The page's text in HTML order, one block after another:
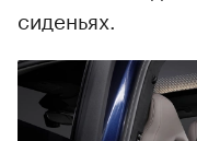
сиденьях.